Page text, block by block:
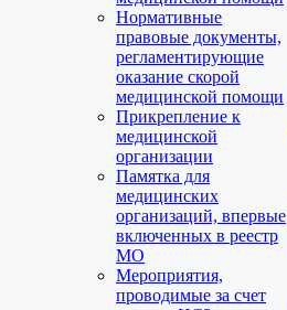
Нормативные
правовые документы,
регламентирующие
оказание скорой
медицинской помощи
Прикрепление к
медицинской
организации
Памятка для
медицинских
организаций, впервые
включенных в реестр
МО
Мероприятия,
проводимые за счет